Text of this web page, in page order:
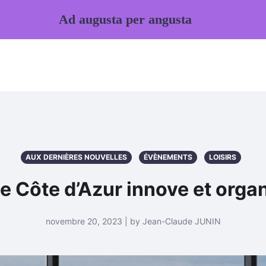
AUX DERNIÈRES NOUVELLES ÉVÈNEMENTS LOISIRS
Côte d’Azur innove et
novembre 20, 2023 | by Jean-Claude JUNIN
Ad augusta per angusta